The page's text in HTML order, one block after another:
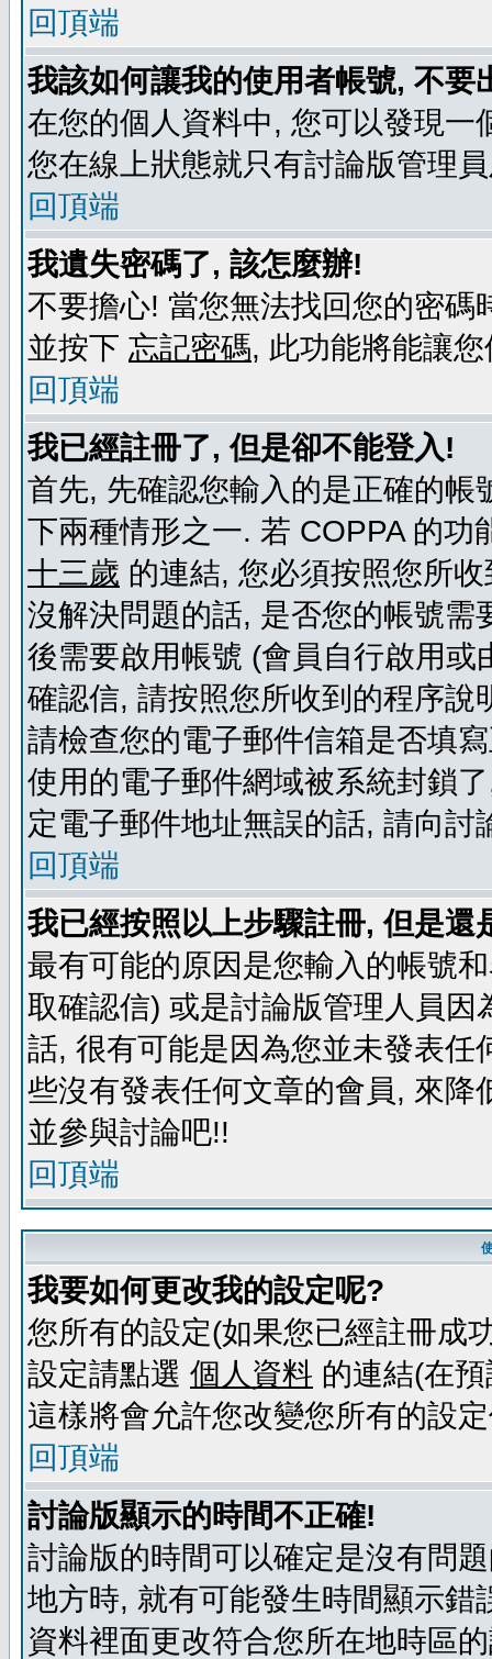
回頂端
我該如何讓我的使用者帳號, 不
在您的個人資料中, 您可以發現一
您在線上狀態就只有討論版管理
回頂端
我遺失密碼了, 該怎麼辦!
不要擔心! 當您無法找回您的密
並按下 忘記密碼, 此功能將能讓
回頂端
我已經註冊了, 但是卻不能登入!
首先, 先確認您輸入的是正確的
下兩種情形之一. 若 COPPA 的
十三歲 的連結, 您必須按照您所
沒解決問題的話, 是否您的帳號
後需要啟用帳號 (會員自行啟用
確認信, 請按照您所收到的程序
請檢查您的電子郵件信箱是否填
使用的電子郵件網域被系統封鎖
定電子郵件地址無誤的話, 請向
回頂端
我已經按照以上步驟註冊, 但是還
最有可能的原因是您輸入的帳號
取確認信) 或是討論版管理人員
話, 很有可能是因為您並未發表
些沒有發表任何文章的會員, 來
並參與討論吧!!
回頂端
我要如何更改我的設定呢?
您所有的設定(如果您已經註冊成
設定請點選 個人資料 的連結(在
這樣將會允許您改變您所有的設
回頂端
討論版顯示的時間不正確!
討論版的時間可以確定是沒有問
地方時, 就有可能發生時間顯示
資料裡面更改符合您所在地時區